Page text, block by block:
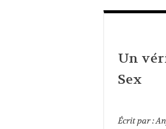
Un
Sex
Écrit par :